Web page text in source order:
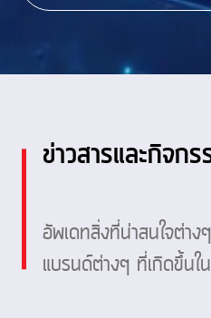
ข่าวสารและกิจกร
อัพเดทสิ่งที่น่าสนใจต่า
แบรนด์ต่างๆ ที่เกิดขึ้นใ